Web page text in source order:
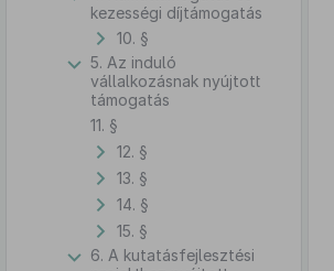
kezességi díjtámogatás
10. §
5. Az induló
vállalkozásnak nyújtott
támogatás
11. §
12. §
13. §
14. §
15. §
6. A kutatásfejlesztési